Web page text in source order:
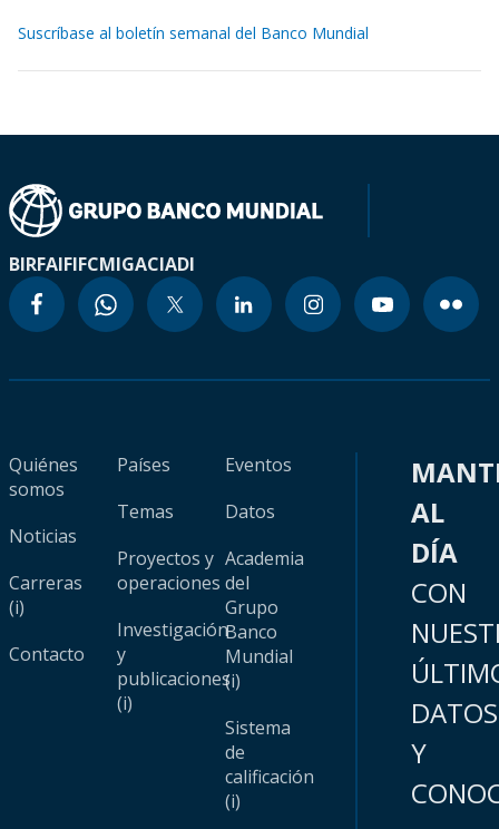
Suscríbase al boletín semanal del Banco Mundial
BIRFAIFIFCMIGACIADI
Quiénes
somos
Noticias
Carreras
(i)
Contacto
Países
Temas
Proyectos y
operaciones
Investigación
y
publicaciones
(i)
Eventos
Datos
Academia
del
Grupo
Banco
Mundial
(i)
Sistema
de
calificación
(i)
AL
DÍA
CON
DATOS
Y